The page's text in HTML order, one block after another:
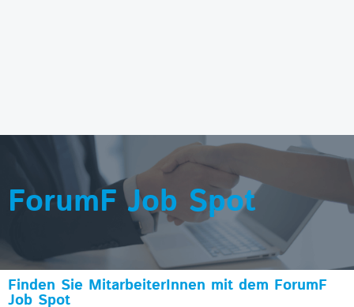
ForumF Job Spot
Finden Sie MitarbeiterInnen mit dem ForumF
Job Spot